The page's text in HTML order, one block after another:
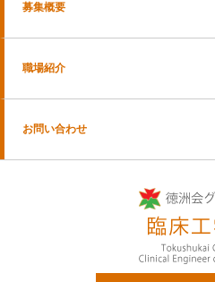
募集概要
職場紹介
お問い合わせ